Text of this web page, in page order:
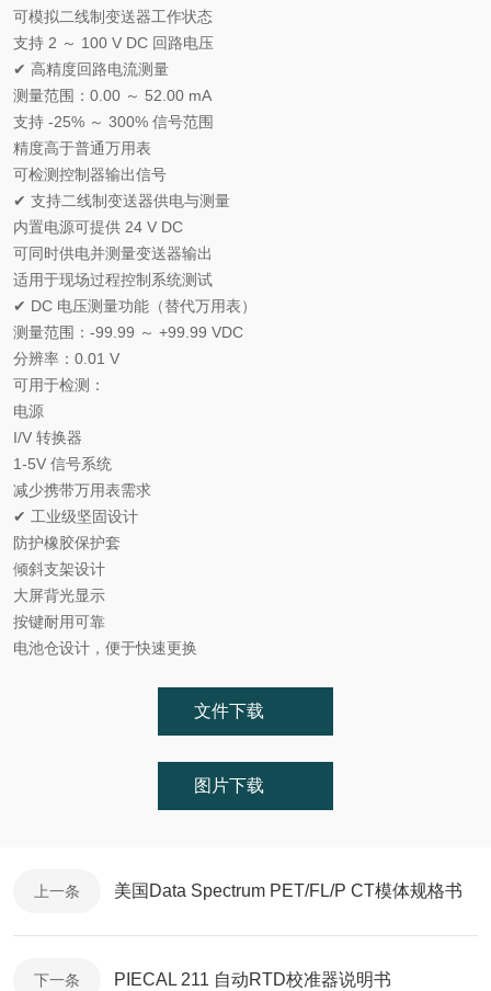
可模拟二线制变送器工作状态
支持 2 ～ 100 V DC 回路电压
✔ 高精度回路电流测量
测量范围：0.00 ～ 52.00 mA
支持 -25% ～ 300% 信号范围
精度高于普通万用表
可检测控制器输出信号
✔ 支持二线制变送器供电与测量
内置电源可提供 24 V DC
可同时供电并测量变送器输出
适用于现场过程控制系统测试
✔ DC 电压测量功能（替代万用表）
测量范围：-99.99 ～ +99.99 VDC
分辨率：0.01 V
可用于检测：
电源
I/V 转换器
1-5V 信号系统
减少携带万用表需求
✔ 工业级坚固设计
防护橡胶保护套
倾斜支架设计
大屏背光显示
按键耐用可靠
电池仓设计，便于快速更换
文件下载
图片下载
上一条 美国Data Spectrum PET/FL/P CT模体规格书
下一条 PIECAL 211 自动RTD校准器说明书